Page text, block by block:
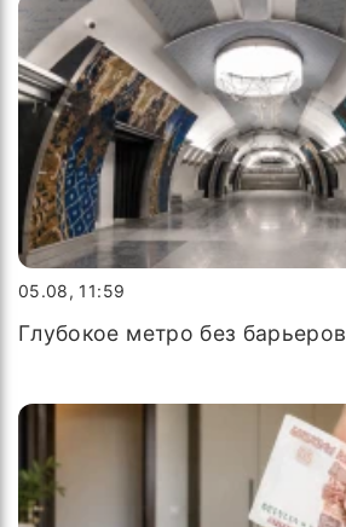
05.08, 11:59
Глубокое метро без барьеров